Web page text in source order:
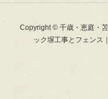
Copyright © 千歳・恵庭・
ック塀工事とフェンス